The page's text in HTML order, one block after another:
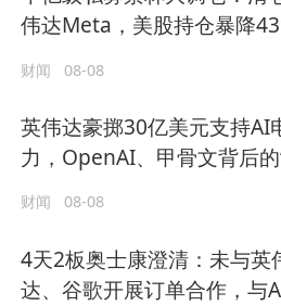
伟达Meta，美股持仓暴降
财闻 08-08
英伟达豪掷30亿美元支持AI
力，OpenAI、甲骨文背后的
水人”曝光！
财闻 08-08
4天2板奥士康澄清：未与英
达、谷歌开展订单合作，与